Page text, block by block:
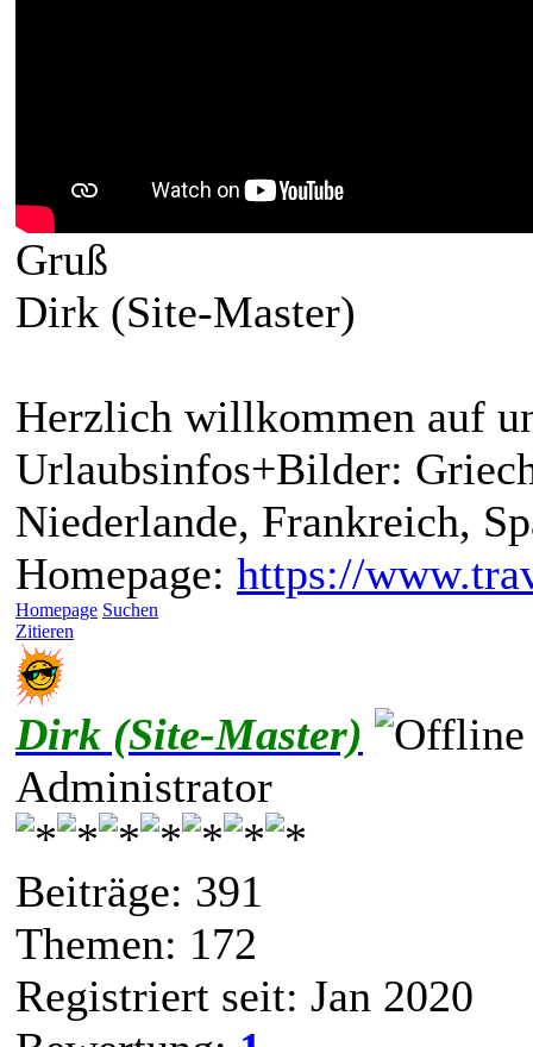
Gruß
Dirk (Site-Master)
Herzlich willkommen auf
Urlaubsinfos+Bilder:
Niederlande, Frankreich,
Homepage: https://
Homepage Suchen
Zitieren
Dirk (Site-Master)
Administrator
Beiträge: 391
Themen: 172
Registriert seit: Jan 2020